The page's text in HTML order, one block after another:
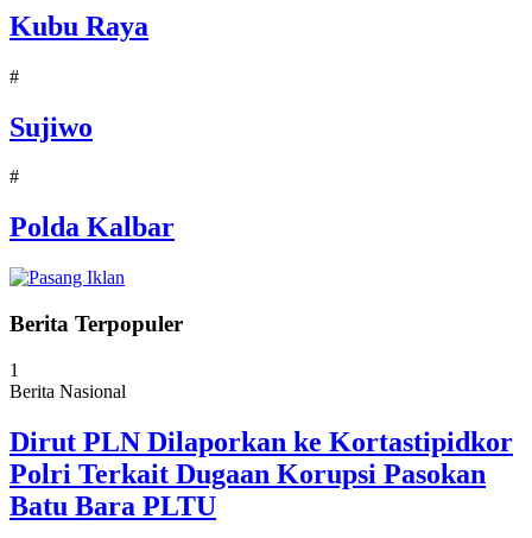
Kubu Raya
#
Sujiwo
#
Polda Kalbar
Berita Terpopuler
1
Berita Nasional
Dirut PLN Dilaporkan ke Kortastipidkor
Polri Terkait Dugaan Korupsi Pasokan
Batu Bara PLTU